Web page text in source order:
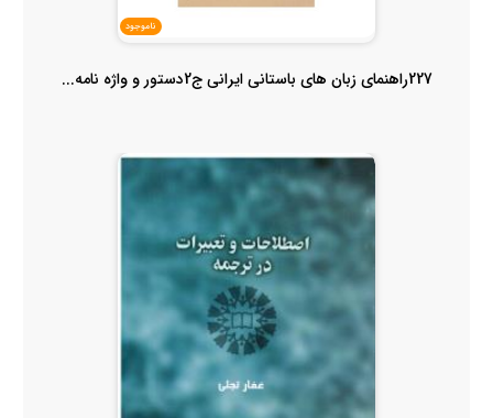
ناموجود
227راهنمای زبان های باستانی ایرانی ج2دستور و واژه نامه...